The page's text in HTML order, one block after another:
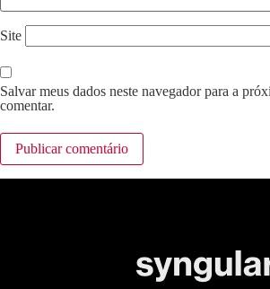
Site
Salvar meus dados neste navegador para a
comentar.